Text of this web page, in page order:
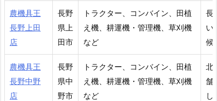
農機具王
長野上田
店
長野
県上
田市
トラクター、コンバイン、田植
え機、耕運機・管理機、草刈機
など
長
い
候
農機具王
長野中野
店
長野
県中
野市
トラクター、コンバイン、田植
え機、耕運機・管理機、草刈機
など
北
舗
し